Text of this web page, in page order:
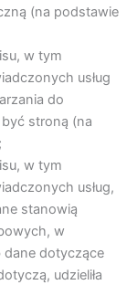
(na podstawie
w tym
usług
do
stroną (na
w tym
usług,
stanowią
w
dane dotyczące
udzieliła